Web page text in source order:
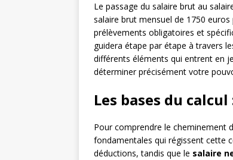
Le passage du salaire brut au
salaire brut mensuel de 1750
prélèvements obligatoires et
guidera étape par étape à travers
différents éléments qui entrent en
déterminer précisément votre
Les bases du
Pour comprendre le cheminement
fondamentales qui régissent cette
déductions, tandis que le salaire